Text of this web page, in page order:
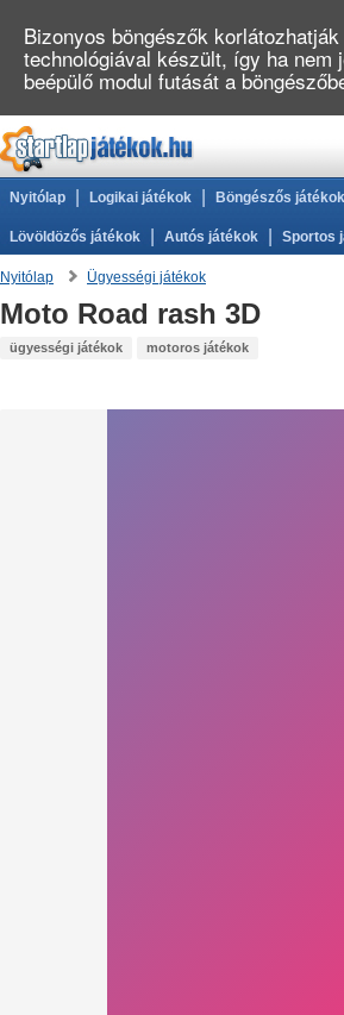
Nyitólap Logikai játékok Böngészős játékok
Lövöldözős játékok Autós játékok Sportos
Nyitólap Ügyességi játékok
Moto Road rash 3D
ügyességi játékok motoros játékok
Bizonyos böngészők
technológiával készült, így ha
beépülő modul futását a